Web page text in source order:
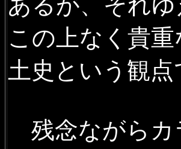
（足寄-中足寄）
2020年2月11日
岳、双岳台風景
2019年12月8日
2019年11月30日
この上なく貴
土史という観
残念ながらカ